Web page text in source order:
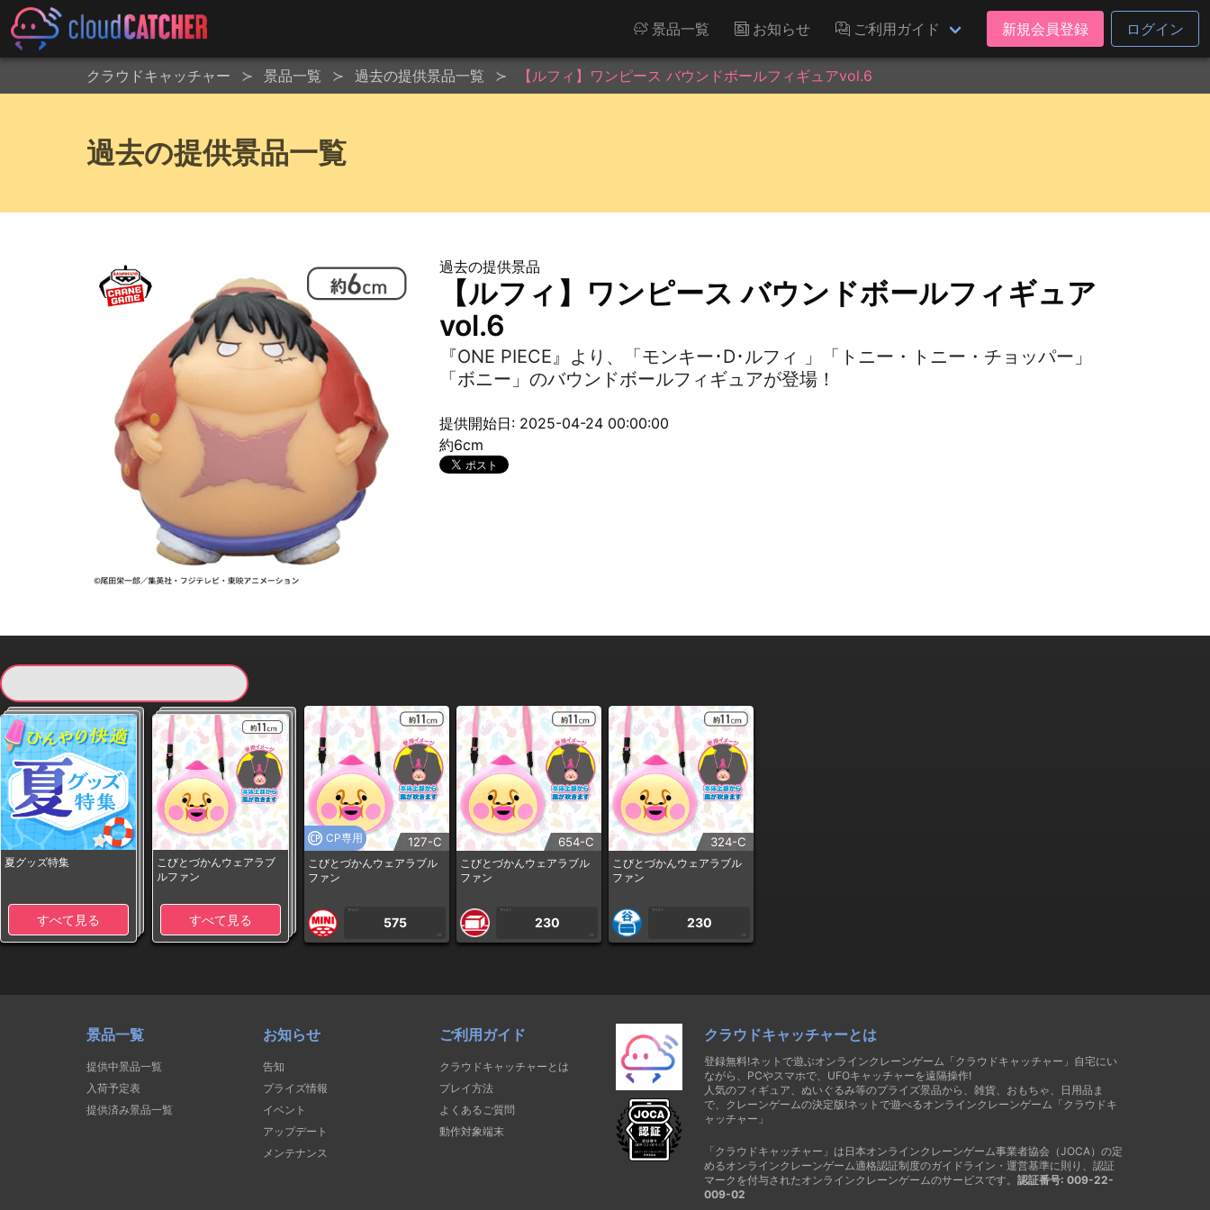
景品一覧 お知らせ ご利用ガイド 新規会員登録 ログイン
クラウドキャッチャー 景品一覧 過去の提供景品一覧 【ルフィ】ワンピース バウンドボールフィギュアvol.6
過去の提供景品一覧
過去の提供景品
【ルフィ】ワンピース バウンドボールフィギュア
vol.6
『ONE PIECE』より、「モンキー･D･ルフィ 」「トニー・トニー・チョッパー」
「ボニー」のバウンドボールフィギュアが登場！
提供開始日: 2025-04-24 00:00:00
約6cm
夏グッズ特集
すべて見る
こびとづかんウェアラブ
ルファン
すべて見る
CP専用 127-C
こびとづかんウェアラブル
ファン
1PLAY
575
CP
654-C
こびとづかんウェアラブル
ファン
1PLAY
230
CP
324-C
こびとづかんウェアラブル
ファン
1PLAY
230
CP
景品一覧
提供中景品一覧
入荷予定表
提供済み景品一覧
お知らせ
告知
プライズ情報
イベント
アップデート
メンテナンス
ご利用ガイド
クラウドキャッチャーとは
プレイ方法
よくあるご質問
動作対象端末
クラウドキャッチャーとは
登録無料!ネットで遊ぶオンラインクレーンゲーム「クラウドキャッチャー」自宅にい
ながら、PCやスマホで、UFOキャッチャーを遠隔操作!
人気のフィギュア、ぬいぐるみ等のプライズ景品から、雑貨、おもちゃ、日用品ま
で、クレーンゲームの決定版!ネットで遊べるオンラインクレーンゲーム「クラウドキ
ャッチャー」
「クラウドキャッチャー」は日本オンラインクレーンゲーム事業者協会（JOCA）の定
めるオンラインクレーンゲーム適格認証制度のガイドライン・運営基準に則り、認証
マークを付与されたオンラインクレーンゲームのサービスです。 認証番号: 009-22-
009-02